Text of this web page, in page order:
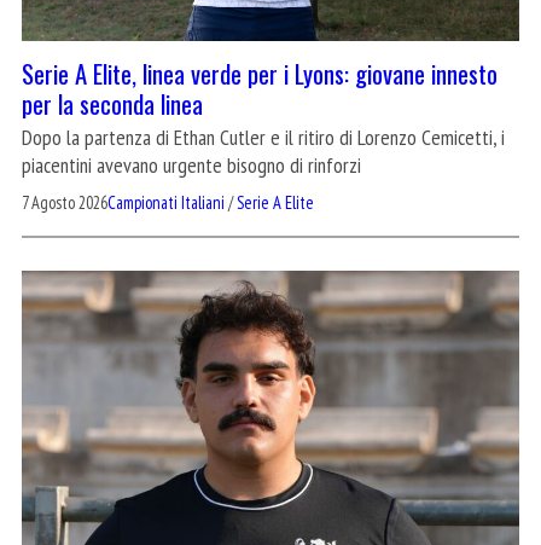
Serie A Elite, linea verde per i Lyons: giovane innesto
per la seconda linea
Dopo la partenza di Ethan Cutler e il ritiro di Lorenzo Cemicetti, i
piacentini avevano urgente bisogno di rinforzi
7 Agosto 2026Campionati Italiani /Serie A Elite